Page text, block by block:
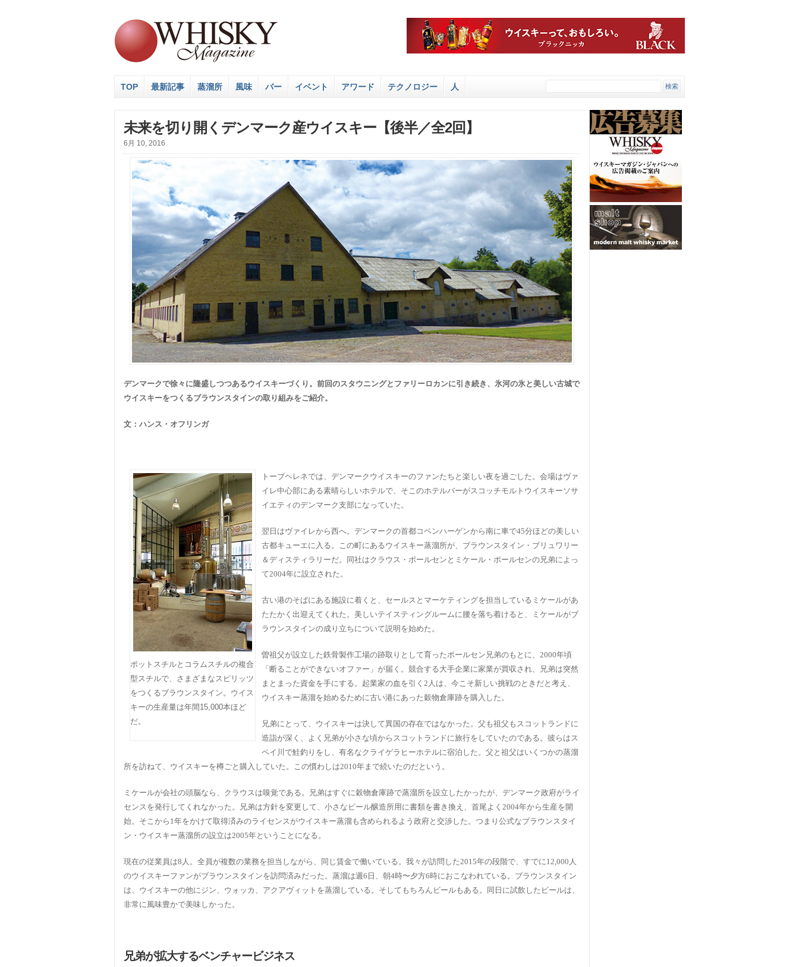
TOP 最新記事 蒸溜所 風味 バー イベント アワード テクノロジー 人
未来を切り開くデンマーク産ウイスキー【後半／全2回】
6月 10, 2016
デンマークで徐々に隆盛しつつあるウイスキーづくり。前回のスタウニングとファリーロカンに引き続き、氷河の氷と美しい古城で
ウイスキーをつくるブラウンスタインの取り組みをご紹介。
文：ハンス・オフリンガ
ポットスチルとコラムスチルの複合
型スチルで、さまざまなスピリッツ
をつくるブラウンスタイン。ウイス
キーの生産量は年間15,000本ほど
だ。
トーブヘレネでは、デンマークウイスキーのファンたちと楽しい夜を過ごした。会場はヴァ
イレ中心部にある素晴らしいホテルで、そこのホテルバーがスコッチモルトウイスキーソサ
イエティのデンマーク支部になっていた。
翌日はヴァイレから西へ。デンマークの首都コペンハーゲンから南に車で45分ほどの美しい
古都キューエに入る。この町にあるウイスキー蒸溜所が、ブラウンスタイン・ブリュワリー
＆ディスティラリーだ。同社はクラウス・ポールセンとミケール・ポールセンの兄弟によっ
て2004年に設立された。
古い港のそばにある施設に着くと、セールスとマーケティングを担当しているミケールがあ
たたかく出迎えてくれた。美しいテイスティングルームに腰を落ち着けると、ミケールがブ
ラウンスタインの成り立ちについて説明を始めた。
曽祖父が設立した鉄骨製作工場の跡取りとして育ったポールセン兄弟のもとに、2000年頃
「断ることができないオファー」が届く。競合する大手企業に家業が買収され、兄弟は突然
まとまった資金を手にする。起業家の血を引く2人は、今こそ新しい挑戦のときだと考え、
ウイスキー蒸溜を始めるために古い港にあった穀物倉庫跡を購入した。
兄弟にとって、ウイスキーは決して異国の存在ではなかった。父も祖父もスコットランドに
造詣が深く、よく兄弟が小さな頃からスコットランドに旅行をしていたのである。彼らはス
ペイ川で鮭釣りをし、有名なクライゲラヒーホテルに宿泊した。父と祖父はいくつかの蒸溜
所を訪ねて、ウイスキーを樽ごと購入していた。この慣わしは2010年まで続いたのだという。
ミケールが会社の頭脳なら、クラウスは嗅覚である。兄弟はすぐに穀物倉庫跡で蒸溜所を設立したかったが、デンマーク政府がライ
センスを発行してくれなかった。兄弟は方針を変更して、小さなビール醸造所用に書類を書き換え、首尾よく2004年から生産を開
始。そこから1年をかけて取得済みのライセンスがウイスキー蒸溜も含められるよう政府と交渉した。つまり公式なブラウンスタイ
ン・ウイスキー蒸溜所の設立は2005年ということになる。
現在の従業員は8人。全員が複数の業務を担当しながら、同じ賃金で働いている。我々が訪問した2015年の段階で、すでに12,000人
のウイスキーファンがブラウンスタインを訪問済みだった。蒸溜は週6日、朝4時〜夕方6時におこなわれている。ブラウンスタイン
は、ウイスキーの他にジン、ウォッカ、アクアヴィットを蒸溜している。そしてもちろんビールもある。同日に試飲したビールは、
非常に風味豊かで美味しかった。
兄弟が拡大するベンチャービジネス